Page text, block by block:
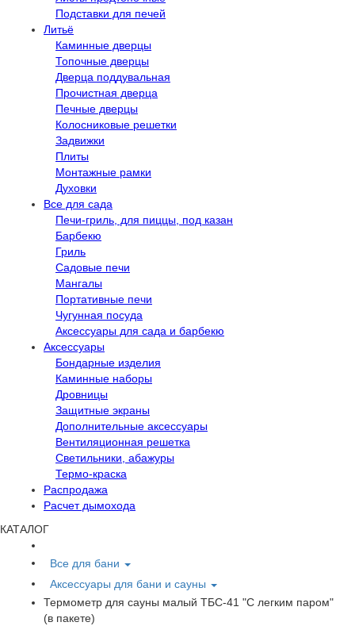
Подставки для печей
Литьё
Каминные дверцы
Топочные дверцы
Дверца поддувальная
Прочистная дверца
Печные дверцы
Колосниковые решетки
Задвижки
Плиты
Монтажные рамки
Духовки
Все для сада
Печи-гриль, для пиццы, под казан
Барбекю
Гриль
Садовые печи
Мангалы
Портативные печи
Чугунная посуда
Аксессуары для сада и барбекю
Аксессуары
Бондарные изделия
Каминные наборы
Дровницы
Защитные экраны
Дополнительные аксессуары
Вентиляционная решетка
Светильники, абажуры
Термо-краска
Распродажа
Расчет дымохода
КАТАЛОГ
Все для бани
Аксессуары для бани и сауны
Термометр для сауны малый ТБС-41 "С легким паром"
(в пакете)